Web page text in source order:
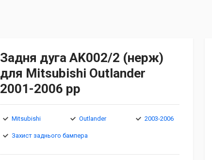
Задня дуга AK002/2 (нерж)
для Mitsubishi Outlander
2001-2006 рр
Mitsubishi Outlander 2003-2006
Захист заднього бампера